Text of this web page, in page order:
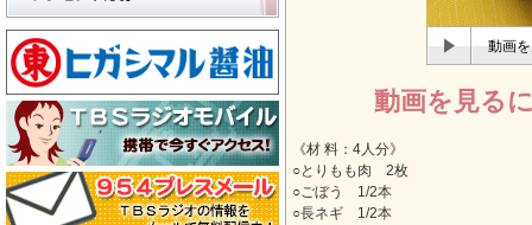
動画
動画を見る
《材 料：4人分》
○とりもも肉 2枚
○ごぼう 1/2本
○長ネギ 1/2本